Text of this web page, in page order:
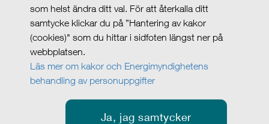
som helst ändra ditt val. För att återkalla ditt
samtycke klickar du på ”Hantering av kakor
(cookies)" som du hittar i sidfoten längst ner på
webbplatsen.
Läs mer om kakor och Energimyndighetens
behandling av personuppgifter
Ja, jag samtycker